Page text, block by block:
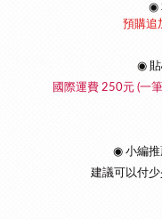
◉
預購追
◉ 貼
國際運費 250元 (一
◉ 小編推
建議可以付少